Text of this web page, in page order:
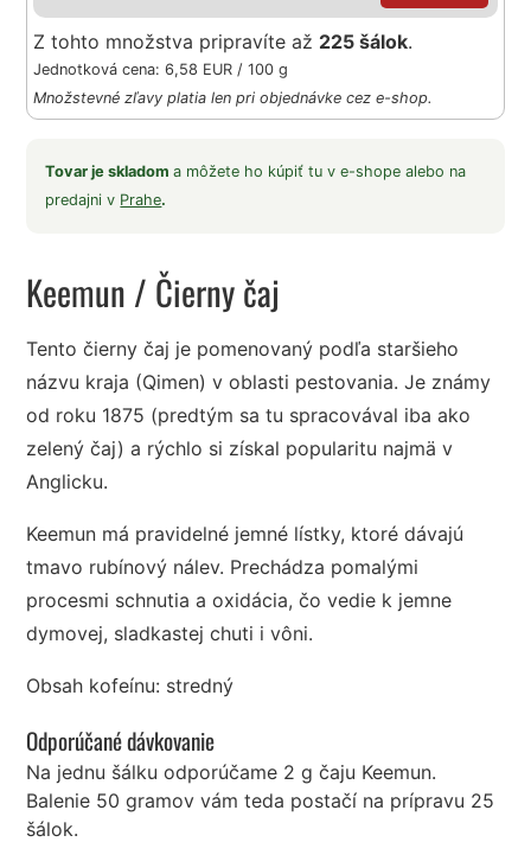
Z tohto množstva pripravíte až 225 šálok.
Jednotková cena: 6,58 EUR / 100 g
Množstevné zľavy platia len pri objednávke cez e-shop.
Tovar je skladoma môžete ho kúpiť tu v e-shope alebo na
predajni v Prahe.
Keemun / Čierny čaj
Tento čierny čaj je pomenovaný podľa staršieho
názvu kraja (Qimen) v oblasti pestovania. Je známy
od roku 1875 (predtým sa tu spracovával iba ako
zelený čaj) a rýchlo si získal popularitu najmä v
Anglicku.
Keemun má pravidelné jemné lístky, ktoré dávajú
tmavo rubínový nálev. Prechádza pomalými
procesmi schnutia a oxidácia, čo vedie k jemne
dymovej, sladkastej chuti i vôni.
Obsah kofeínu: stredný
Odporúčané dávkovanie
Na jednu šálku odporúčame 2 g čaju Keemun.
Balenie 50 gramov vám teda postačí na prípravu 25
šálok.